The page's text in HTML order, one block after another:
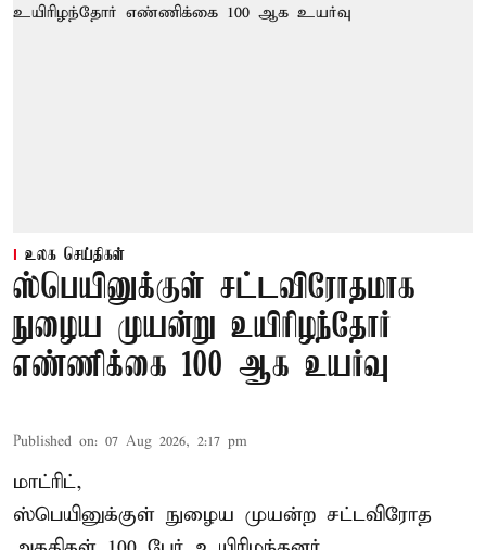
உலக செய்திகள்
ஸ்பெயினுக்குள் சட்டவிரோதமாக
நுழைய முயன்று உயிரிழந்தோர்
எண்ணிக்கை 100 ஆக உயர்வு
Published on: 07 Aug 2026, 2:17 pm
மாட்ரிட்,
ஸ்பெயினுக்குள் நுழைய முயன்ற சட்டவிரோத